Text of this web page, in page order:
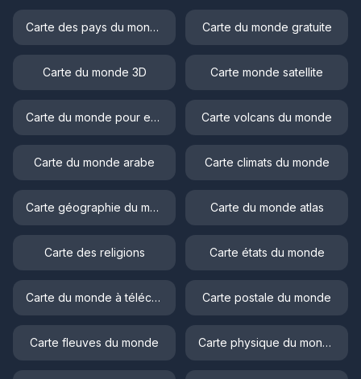
Carte des pays du monde Carte du monde gratuite
Carte du monde 3D Carte monde satellite
Carte du monde pour enfant Carte volcans du monde
Carte du monde arabe Carte climats du monde
Carte géographie du monde Carte du monde atlas
Carte des religions Carte états du monde
Carte du monde à télécharger Carte postale du monde
Carte fleuves du monde Carte physique du monde